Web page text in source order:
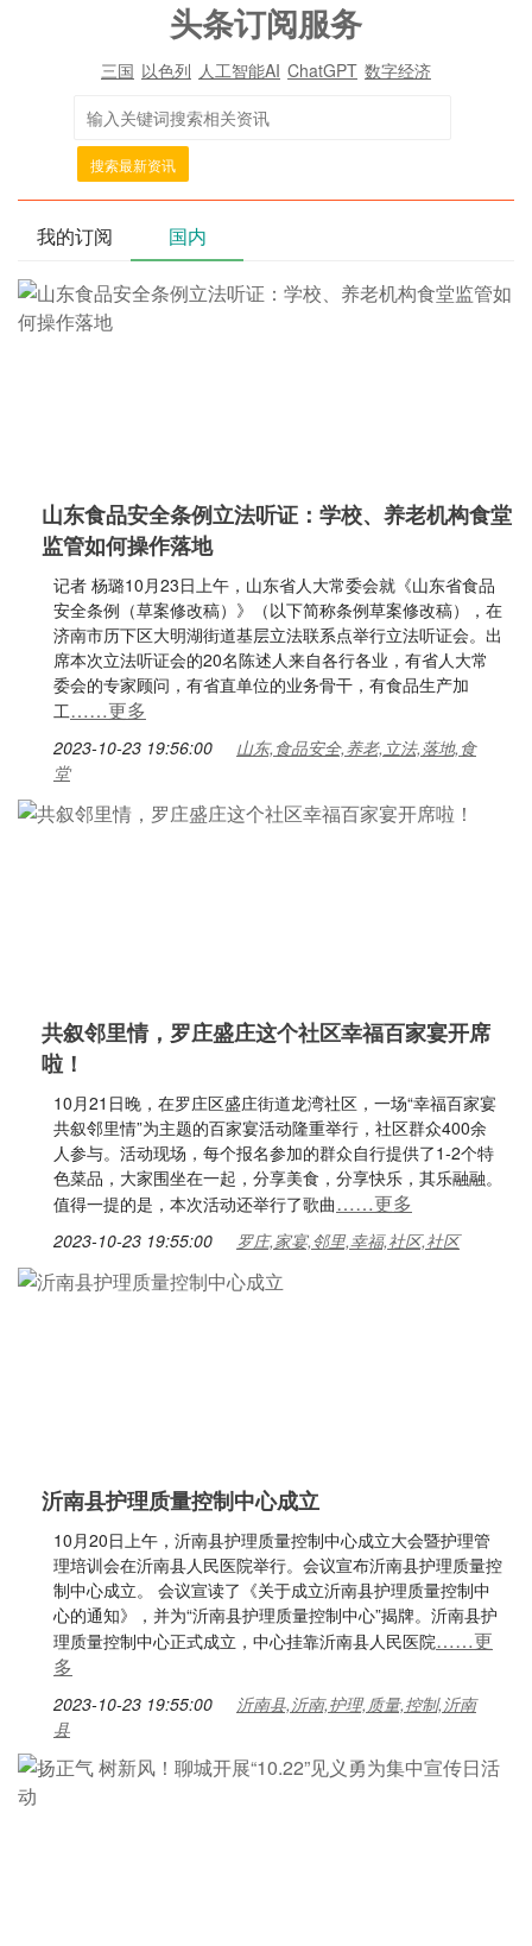
头条订阅服务
三国 以色列 人工智能AI ChatGPT 数字经济
搜索最新资讯
我的订阅 国内
山东食品安全条例立法听证：学校、养老机构食堂
监管如何操作落地
记者 杨璐10月23日上午，山东省人大常委会就《山东省食品
安全条例（草案修改稿）》（以下简称条例草案修改稿），在
济南市历下区大明湖街道基层立法联系点举行立法听证会。出
席本次立法听证会的20名陈述人来自各行各业，有省人大常
委会的专家顾问，有省直单位的业务骨干，有食品生产加
工……更多
2023-10-23 19:56:00
山东,食品安全,养老,立法,落地,食
堂
共叙邻里情，罗庄盛庄这个社区幸福百家宴开席
啦！
10月21日晚，在罗庄区盛庄街道龙湾社区，一场“幸福百家宴
共叙邻里情”为主题的百家宴活动隆重举行，社区群众400余
人参与。活动现场，每个报名参加的群众自行提供了1-2个特
色菜品，大家围坐在一起，分享美食，分享快乐，其乐融融。
值得一提的是，本次活动还举行了歌曲……更多
2023-10-23 19:55:00 罗庄,家宴,邻里,幸福,社区,社区
沂南县护理质量控制中心成立
10月20日上午，沂南县护理质量控制中心成立大会暨护理管
理培训会在沂南县人民医院举行。会议宣布沂南县护理质量控
制中心成立。 会议宣读了《关于成立沂南县护理质量控制中
心的通知》，并为“沂南县护理质量控制中心”揭牌。沂南县护
理质量控制中心正式成立，中心挂靠沂南县人民医院……更
多
2023-10-23 19:55:00
沂南县,沂南,护理,质量,控制,沂南
县